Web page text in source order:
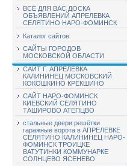
ВСЁ ДЛЯ ВАС ДОСКА
ОБЪЯВЛЕНИЙ АПРЕЛЕВКА
СЕЛЯТИНО НАРО-ФОМИНСК
Каталог сайтов
САЙТЫ ГОРОДОВ
МОСКОВСКОЙ ОБЛАСТИ
САЙТ Г. АПРЕЛЕВКА
КАЛИНИНЕЦ МОСКОВСКИЙ
КОКОШКИНО КРЁКШИНО
САЙТ НАРО-ФОМИНСК
КИЕВСКИЙ СЕЛЯТИНО
ТАШИРОВО АТЕПЦВО
стальные двери решётки
гаражные ворота в АПРЕЛЕВКЕ
СЕЛЯТИНО КАЛИНИНЕЦ НАРО-
ФОМИНСК ТРОИЦКЕ
ВАТУТИНКИ КОММУНАРКЕ
СОЛНЦЕВО ЯСЕНЕВО